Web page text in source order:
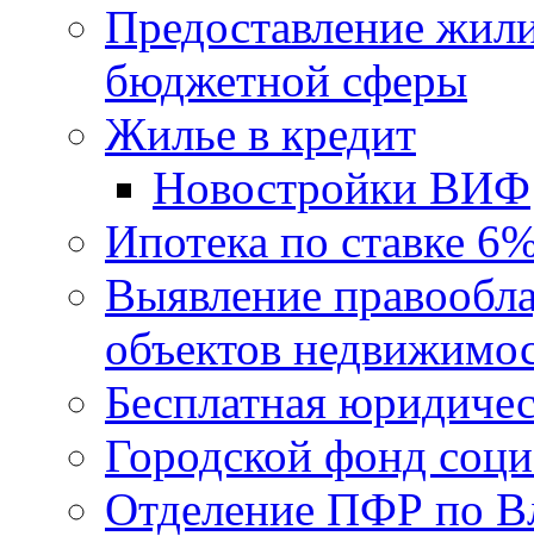
Предоставление
бюджетной сферы
Жилье в кредит
Новостройки ВИФ
Ипотека по ставке
Выявление
объектов
Бесплатная
Городской фонд
Отделение ПФР по